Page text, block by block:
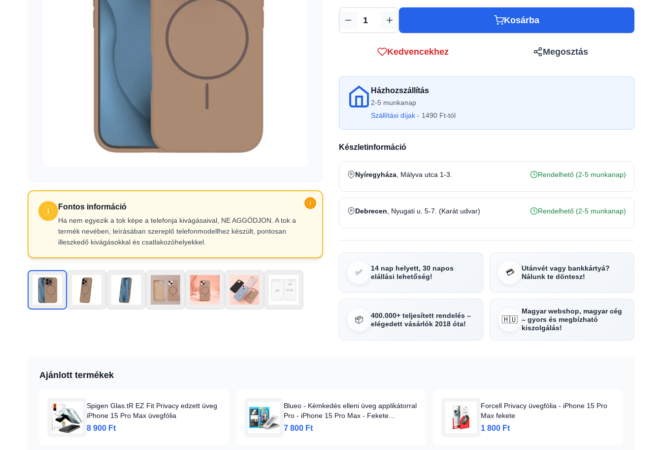
Fontos információ
Ha nem egyezik a tok képe a telefonja kivágásaival, NE AGGÓDJON. A tok a
termék nevében, leírásában szereplő telefonmodellhez készült, pontosan
illeszkedő kivágásokkal és csatlakozóhelyekkel.
Mennyiség Kosárba
Kedvencekhez Megosztás
Házhozszállítás
2-5 munkanap
Szállítási díjak - 1490 Ft-tól
Készletinformáció
Nyíregyháza , Mályva utca 1-3. Rendelhető (2-5 munkanap)
Debrecen , Nyugati u. 5-7. (Karát udvar) Rendelhető (2-5 munkanap)
✅
14 nap helyett, 30 napos
elállási lehetőség!
💳
Utánvét vagy bankkártyá?
Nálunk te döntesz!
📦
400.000+ teljesített rendelés –
elégedett vásárlók 2018 óta!
🇭🇺
Magyar webshop, magyar cég
– gyors és megbízható
kiszolgálás!
Ajánlott termékek
Spigen Glas.tR EZ Fit Privacy edzett üveg
iPhone 15 Pro Max üvegfólia
8 900 Ft
Blueo - Kémkedés elleni üveg applikátorral
Pro - iPhone 15 Pro Max - Fekete
üvegfólia
7 800 Ft
Forcell Privacy üvegfólia - iPhone 15 Pro
Max fekete
1 800 Ft